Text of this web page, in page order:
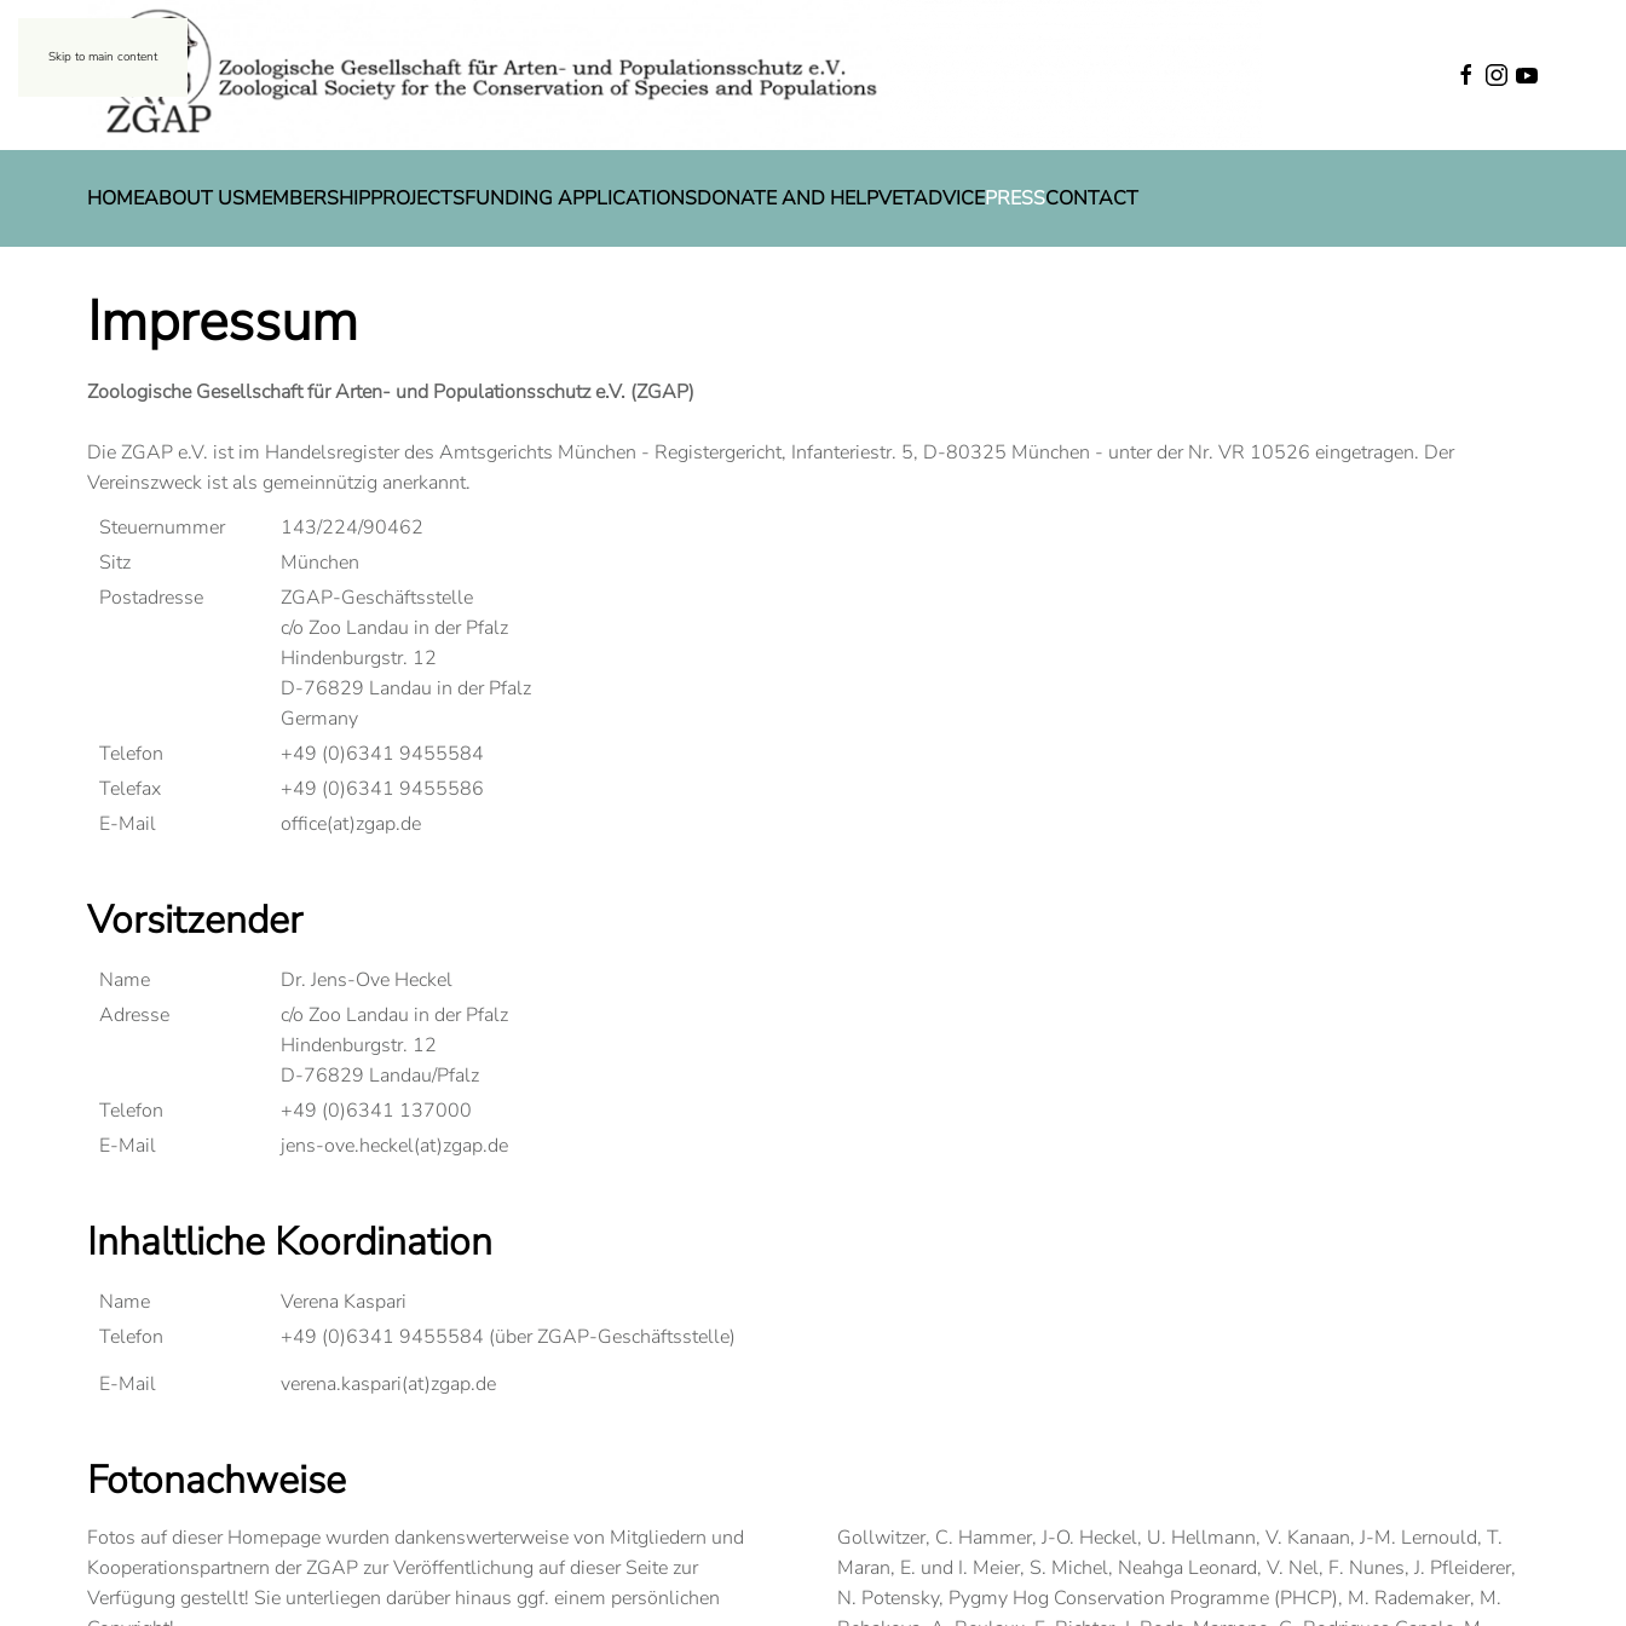
Skip to main content
HOMEABOUT USMEMBERSHIPPROJECTSFUNDING APPLICATIONSDONATE AND HELPVETADVICEPRESSCONTACT
Impressum
Zoologische Gesellschaft für Arten- und Populationsschutz e.V. (ZGAP)
Die ZGAP e.V. ist im Handelsregister des Amtsgerichts München - Registergericht, Infanteriestr. 5, D-80325 München - unter der Nr. VR 10526 eingetragen. Der
Vereinszweck ist als gemeinnützig anerkannt.
Steuernummer
143/224/90462
Sitz
München
Postadresse
ZGAP-Geschäftsstelle
c/o Zoo Landau in der Pfalz
Hindenburgstr. 12
D-76829 Landau in der Pfalz
Germany
Telefon
+49 (0)6341 9455584
Telefax
+49 (0)6341 9455586
E-Mail
office(at)zgap.de
Vorsitzender
Name
Dr. Jens-Ove Heckel
Adresse
c/o Zoo Landau in der Pfalz
Hindenburgstr. 12
D-76829 Landau/Pfalz
Telefon
+49 (0)6341 137000
E-Mail
jens-ove.heckel(at)zgap.de
Inhaltliche Koordination
Name
Verena Kaspari
Telefon
+49 (0)6341 9455584 (über ZGAP-Geschäftsstelle)
E-Mail
verena.kaspari(at)zgap.de
Fotonachweise
Fotos auf dieser Homepage wurden dankenswerterweise von Mitgliedern und
Kooperationspartnern der ZGAP zur Veröffentlichung auf dieser Seite zur
Verfügung gestellt! Sie unterliegen darüber hinaus ggf. einem persönlichen
Gollwitzer, C. Hammer, J-O. Heckel, U. Hellmann, V. Kanaan, J-M. Lernould, T.
Maran, E. und I. Meier, S. Michel, Neahga Leonard, V. Nel, F. Nunes, J. Pfleiderer,
N. Potensky, Pygmy Hog Conservation Programme (PHCP), M. Rademaker, M.